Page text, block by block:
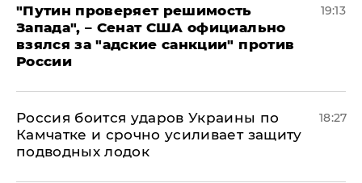
"Путин проверяет решимость
Запада", – Сенат США официально
взялся за "адские санкции" против
России
19:13
Россия боится ударов Украины по
Камчатке и срочно усиливает защиту
подводных лодок
18:27